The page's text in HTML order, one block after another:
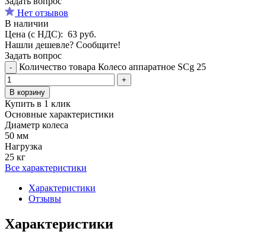
Нет отзывов
В наличии
Цена (с НДС): 63 руб.
Нашли дешевле? Сообщите!
Задать вопрос
- Количество товара Колесо аппаратное SCg 25
+
В корзину
Купить в 1 клик
Основные характеристики
Диаметр колеса
50 мм
Нагрузка
25 кг
Все характеристики
Характеристики
Отзывы
Характеристики